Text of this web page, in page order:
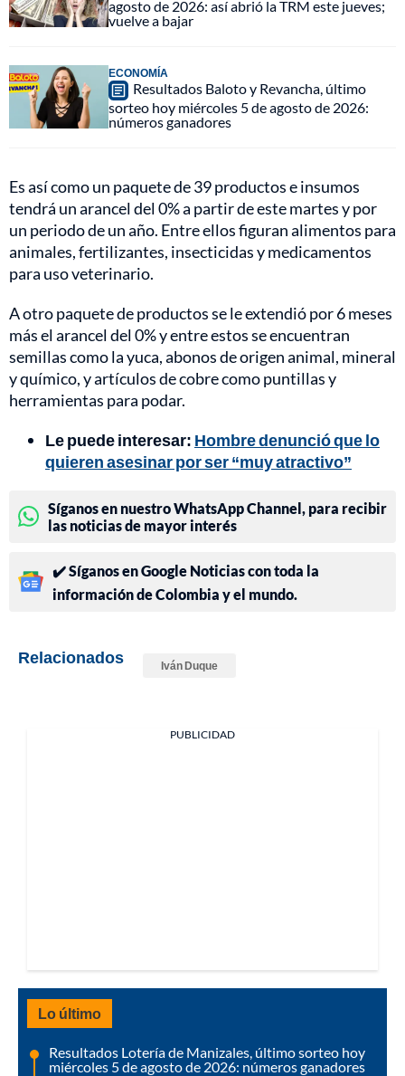
agosto de 2026: así abrió la TRM este jueves;
vuelve a bajar
ECONOMÍA
Resultados Baloto y Revancha, último
sorteo hoy miércoles 5 de agosto de 2026:
números ganadores
Es así como un paquete de 39 productos e insumos
tendrá un arancel del 0% a partir de este martes y por
un periodo de un año. Entre ellos figuran alimentos para
animales, fertilizantes, insecticidas y medicamentos
para uso veterinario.
A otro paquete de productos se le extendió por 6 meses
más el arancel del 0% y entre estos se encuentran
semillas como la yuca, abonos de origen animal, mineral
y químico, y artículos de cobre como puntillas y
herramientas para podar.
Le puede interesar: Hombre denunció que lo
quieren asesinar por ser “muy atractivo”
Síganos en nuestro WhatsApp Channel, para recibir
las noticias de mayor interés
✔️ Síganos en Google Noticias con toda la
información de Colombia y el mundo.
Relacionados Iván Duque
PUBLICIDAD
Lo último
Resultados Lotería de Manizales, último sorteo hoy
miércoles 5 de agosto de 2026: números ganadores